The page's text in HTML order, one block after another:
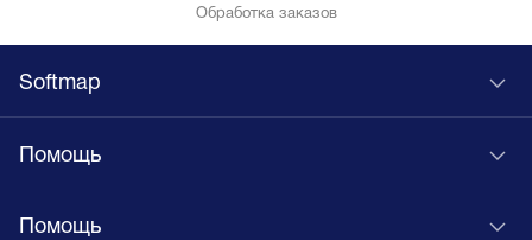
Обработка заказов
Softmap
Помощь
Помощь